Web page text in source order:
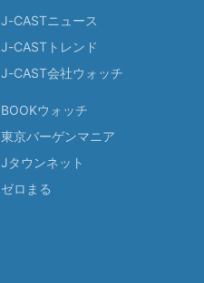
J-CASTニュース
J-CASTトレンド
J-CAST会社ウォッチ
BOOKウォッチ
東京バーゲンマニア
Jタウンネット
ゼロまる